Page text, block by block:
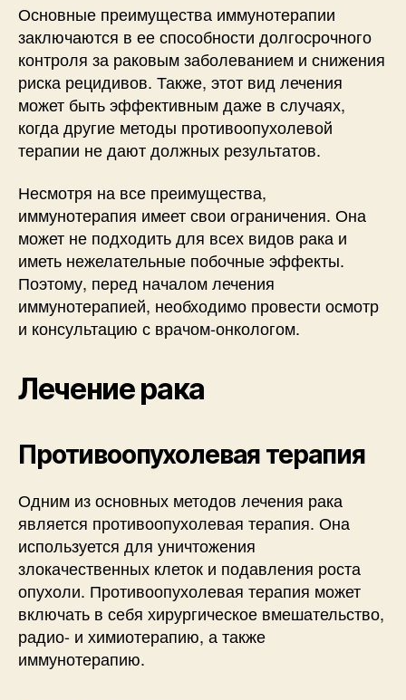
Основные преимущества иммунотерапии
заключаются в ее способности долгосрочного
контроля за раковым заболеванием и снижения
риска рецидивов. Также, этот вид лечения
может быть эффективным даже в случаях,
когда другие методы противоопухолевой
терапии не дают должных результатов.
Несмотря на все преимущества,
иммунотерапия имеет свои ограничения. Она
может не подходить для всех видов рака и
иметь нежелательные побочные эффекты.
Поэтому, перед началом лечения
иммунотерапией, необходимо провести осмотр
и консультацию с врачом-онкологом.
Лечение рака
Противоопухолевая терапия
Одним из основных методов лечения рака
является противоопухолевая терапия. Она
используется для уничтожения
злокачественных клеток и подавления роста
опухоли. Противоопухолевая терапия может
включать в себя хирургическое вмешательство,
радио- и химиотерапию, а также
иммунотерапию.